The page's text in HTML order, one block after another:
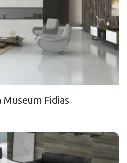
Museum Fidias